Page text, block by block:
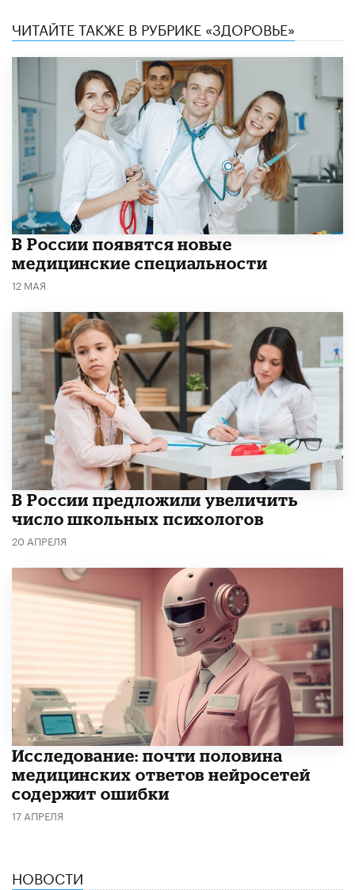
ЧИТАЙТЕ ТАКЖЕ В РУБРИКЕ «ЗДОРОВЬЕ»
В России появятся новые
медицинские специальности
12 МАЯ
В России предложили увеличить
число школьных психологов
20 АПРЕЛЯ
Исследование: почти половина
медицинских ответов нейросетей
содержит ошибки
17 АПРЕЛЯ
НОВОСТИ